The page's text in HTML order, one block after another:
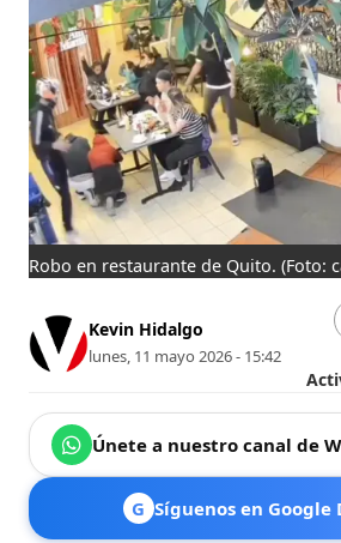
Robo en restaurante de Quito. (Foto:
Kevin Hidalgo
lunes, 11 mayo 2026 - 15:42
Únete a nuestro canal de
G Síguenos en Google